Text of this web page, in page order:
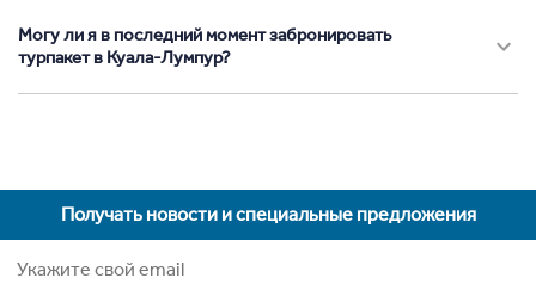
Могу ли я в последний момент забронировать
турпакет в Куала-Лумпур?
Получать новости и специальные предложения